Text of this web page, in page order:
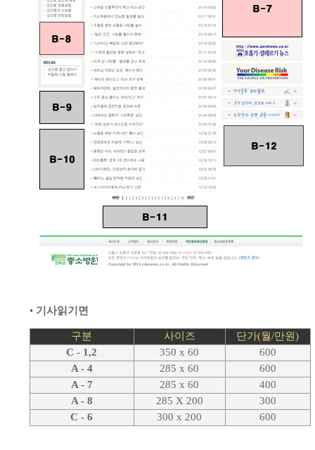
• 기사읽기면
구분 사이즈
단가(월/만원)
C - 1,2
350 x 60
600
A - 4
285 x 60
600
A - 7
285 x 60
400
A - 8
285 X 200
300
C - 6
300 x 200 600